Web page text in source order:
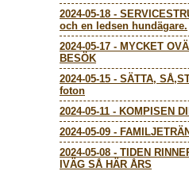
2024-05-18 -
och en ledsen hundägare.
2024-05-17 - MYCKET
BESÖK
2024-05-15 - SÄTTA,
foton
2024-05-11 - KOMPISEN
2024-05-09 -
2024-05-08 - TIDEN
IVÄG SÅ HÄR ÅRS